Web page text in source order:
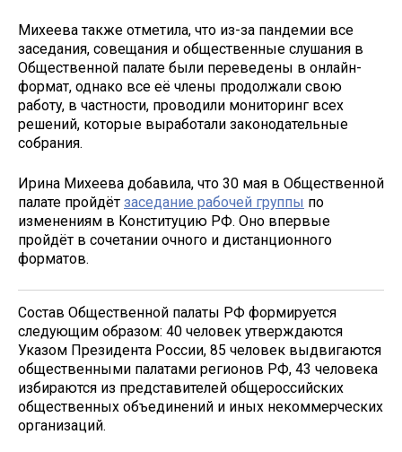
Михеева также отметила, что из-за пандемии все
заседания, совещания и общественные слушания в
Общественной палате были переведены в онлайн-
формат, однако все её члены продолжали свою
работу, в частности, проводили мониторинг всех
решений, которые выработали законодательные
собрания.
Ирина Михеева добавила, что 30 мая в Общественной
палате пройдёт заседание рабочей группы по
изменениям в Конституцию РФ. Оно впервые
пройдёт в сочетании очного и дистанционного
форматов.
Состав Общественной палаты РФ формируется
следующим образом: 40 человек утверждаются
Указом Президента России, 85 человек выдвигаются
общественными палатами регионов РФ, 43 человека
избираются из представителей общероссийских
общественных объединений и иных некоммерческих
организаций.